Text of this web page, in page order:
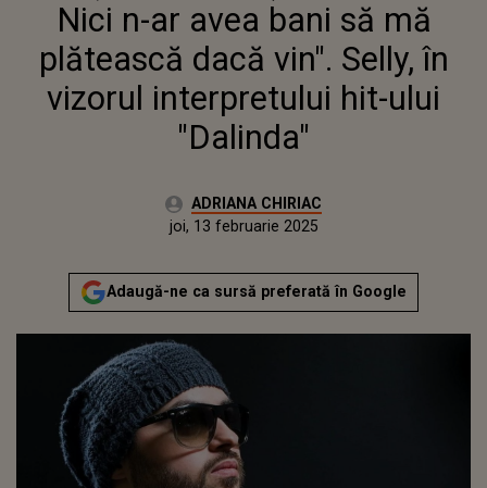
INTERPRETULUI HIT-ULUI
Nici n-ar avea bani să mă
plătească dacă vin". Selly, în
vizorul interpretului hit-ului
"Dalinda"
Autor:ADRIANA CHIRIAC
Actualizat:
joi, 13 februarie 2025
Adaugă-ne ca sursă preferată în Google